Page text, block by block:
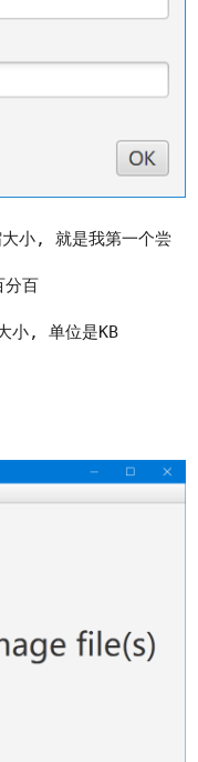
, 就是我第一个尝
百
小, 单位是KB